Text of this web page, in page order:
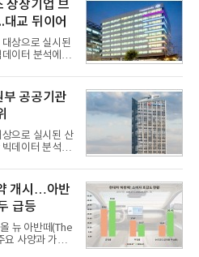
상장기업 브
교 뒤이어
상으로 실시된
이터 분석에서
는 국내 교육서
난 7월 7일부터
10,074,233건
랜드평판지수
다고 밝혔다.
건) 대
상장기업 브랜
공공기관
으로 실시된 산
데이터 분석에
판연구소(소장
41개 브랜드를
지 수집된 소비
과, 한국전력
기록하며 8월
빅데이터는 지
가한 수치다.연
개시…아반
급등
뉴 아반떼(The
요 사양과 가격